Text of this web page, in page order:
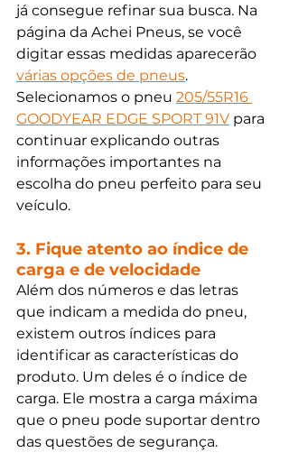
já consegue refinar sua busca. Na
página da Achei Pneus, se você
digitar essas medidas aparecerão
várias opções de pneus.
Selecionamos o pneu 205/55R16
GOODYEAR EDGE SPORT 91V para
continuar explicando outras
informações importantes na
escolha do pneu perfeito para seu
veículo.
3. Fique atento ao índice de
carga e de velocidade
Além dos números e das letras
que indicam a medida do pneu,
existem outros índices para
identificar as características do
produto. Um deles é o índice de
carga. Ele mostra a carga máxima
que o pneu pode suportar dentro
das questões de segurança.